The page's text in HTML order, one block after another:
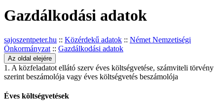
Gazdálkodási adatok
sajoszentpeter.hu :: Közérdekű adatok :: Német Nemzetiségi
Önkormányzat :: Gazdálkodási adatok
Az oldal elejére
1. A közfeladatot ellátó szerv éves költségvetése, számviteli törvény
szerint beszámolója vagy éves költségvetés beszámolója
Éves költségvetések